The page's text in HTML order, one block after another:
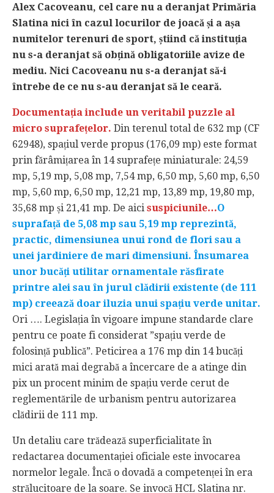
Alex Cacoveanu, cel care nu a deranjat Primăria
Slatina nici în cazul locurilor de joacă și a așa
numitelor terenuri de sport, știind că instituția
nu s-a deranjat să obțină obligatoriile avize de
mediu. Nici Cacoveanu nu s-a deranjat să-i
întrebe de ce nu s-au deranjat să le ceară.
Documentația include un veritabil puzzle al
micro suprafețelor. Din terenul total de 632 mp (CF
62948), spațiul verde propus (176,09 mp) este format
prin fărâmițarea în 14 suprafețe miniaturale: 24,59
mp, 5,19 mp, 5,08 mp, 7,54 mp, 6,50 mp, 5,60 mp, 6,50
mp, 5,60 mp, 6,50 mp, 12,21 mp, 13,89 mp, 19,80 mp,
35,68 mp și 21,41 mp. De aici suspiciunile…O
suprafață de 5,08 mp sau 5,19 mp reprezintă,
practic, dimensiunea unui rond de flori sau a
unei jardiniere de mari dimensiuni. Însumarea
unor bucăți utilitar ornamentale răsfirate
printre alei sau în jurul clădirii existente (de 111
mp) creează doar iluzia unui spațiu verde unitar.
Ori …. Legislația în vigoare impune standarde clare
pentru ce poate fi considerat ”spațiu verde de
folosință publică”. Peticirea a 176 mp din 14 bucăți
mici arată mai degrabă a încercare de a atinge din
pix un procent minim de spațiu verde cerut de
reglementările de urbanism pentru autorizarea
clădirii de 111 mp.
Un detaliu care trădează superficialitate în
redactarea documentației oficiale este invocarea
normelor legale. Încă o dovadă a competenței în era
strălucitoare de la soare. Se invocă HCL Slatina nr.